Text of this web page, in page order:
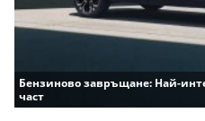
Бензиново завръщане: Най-
част